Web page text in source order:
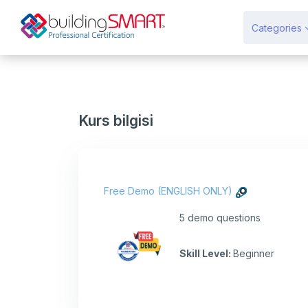
Categories
Kurs bilgisi
Free Demo (ENGLISH ONLY)
5 demo questions
Skill Level: Beginner